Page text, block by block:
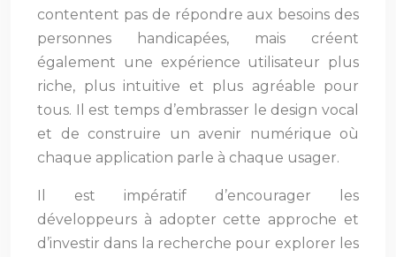
contentent pas de répondre aux besoins des
personnes handicapées, mais créent
également une expérience utilisateur plus
riche, plus intuitive et plus agréable pour
tous. Il est temps d’embrasser le design vocal
et de construire un avenir numérique où
chaque application parle à chaque usager.
Il est impératif d’encourager les
développeurs à adopter cette approche et
d’investir dans la recherche pour explorer les